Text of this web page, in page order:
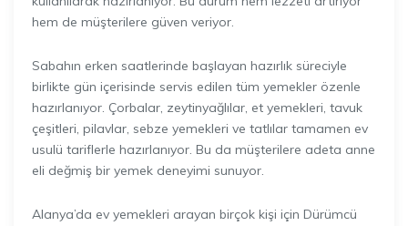
hem de müşterilere güven veriyor.
Sabahın erken saatlerinde başlayan hazırlık süreciyle
birlikte gün içerisinde servis edilen tüm yemekler özenle
hazırlanıyor. Çorbalar, zeytinyağlılar, et yemekleri, tavuk
çeşitleri, pilavlar, sebze yemekleri ve tatlılar tamamen ev
usulü tariflerle hazırlanıyor. Bu da müşterilere adeta anne
eli değmiş bir yemek deneyimi sunuyor.
Alanya’da ev yemekleri arayan birçok kişi için Dürümcü